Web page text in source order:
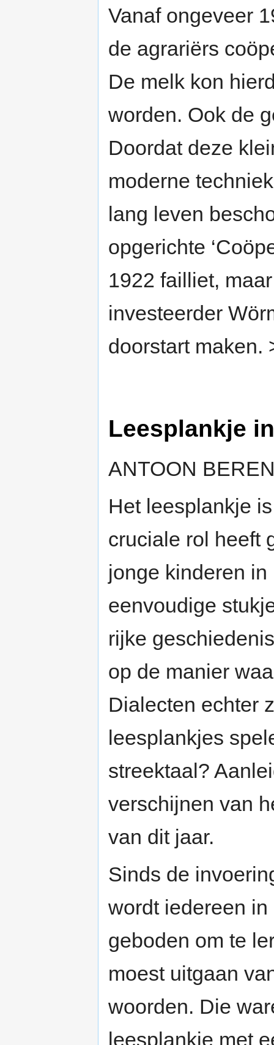
Vanaf ongeveer
de agrariërs
De melk kon
worden. Ook de
Doordat deze
moderne
lang leven
opgerichte
1922 failliet,
investeerder
doorstart maken.
Leesplankje
ANTOON
Het leesplankje
cruciale rol heeft
jonge kinderen
eenvoudige
rijke
op de manier
Dialecten echter
leesplankjes
streektaal?
verschijnen van
van dit jaar.
Sinds de
wordt iedereen
geboden om te
moest uitgaan
woorden. Die
leesplankje met